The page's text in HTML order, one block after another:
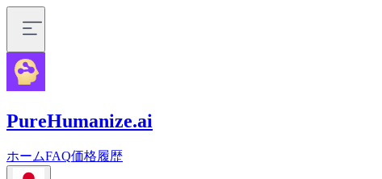
PureHumanize.ai
ホームFAQ価格履歴